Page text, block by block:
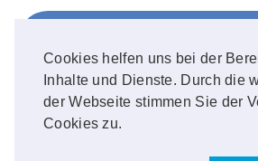
Cookies helfen uns bei der
Inhalte und Dienste. Durch die
der Webseite stimmen Sie der
Cookies zu.
FOLLOW ME!
Instagram
OUR PHOTOS!